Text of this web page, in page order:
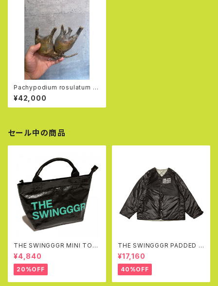
Pachypodium rosulatum v
ar. gracilius 分頭3
¥42,000
セール中の商品
THE SWINGGGR MINI TOT
EBAG, BLACK
¥4,840
20%OFF
THE SWINGGGR PADDED R
EVERSIBLE JK (BLACK&GR
AY)
¥17,160
40%OFF